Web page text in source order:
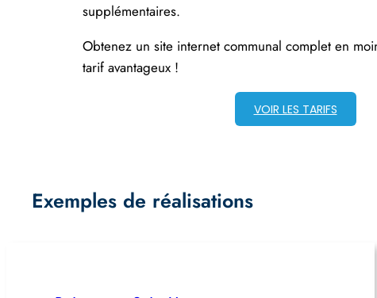
supplémentaires.
Obtenez un site internet communal complet en
tarif avantageux !
VOIR LES TARIFS
Exemples de réalisations